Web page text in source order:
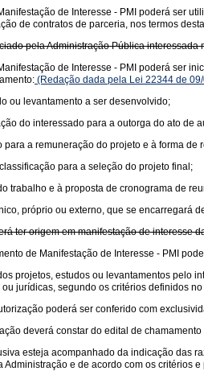
de Interesse - PMI poderá ser
de contratos de parceria, nos termos
pela Administração Pública
de Interesse - PMI poderá ser
(Redação dada pela Lei 22344 de
ou levantamento a ser desenvolvido;
do interessado para a outorga do ato de
para a remuneração do projeto e à forma de
para a seleção do projeto final;
trabalho e à proposta de cronograma de
próprio ou externo, que se encarregará
ter origem em manifestação de interesse
de Manifestação de Interesse - PMI
projetos, estudos ou levantamentos pelo
jurídicas, segundo os critérios definidos
poderá ser conferido com
deverá constar do edital de
esteja acompanhado da indicação das
e de acordo com os critérios